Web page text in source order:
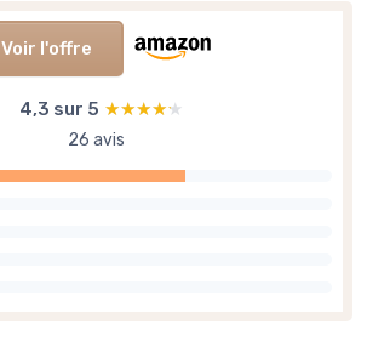
Voir l'offre
4,3 sur 5 ★★★★★
★★★★★
26 avis